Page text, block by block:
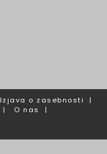
Izjava o zasebnosti
|
| O nas |